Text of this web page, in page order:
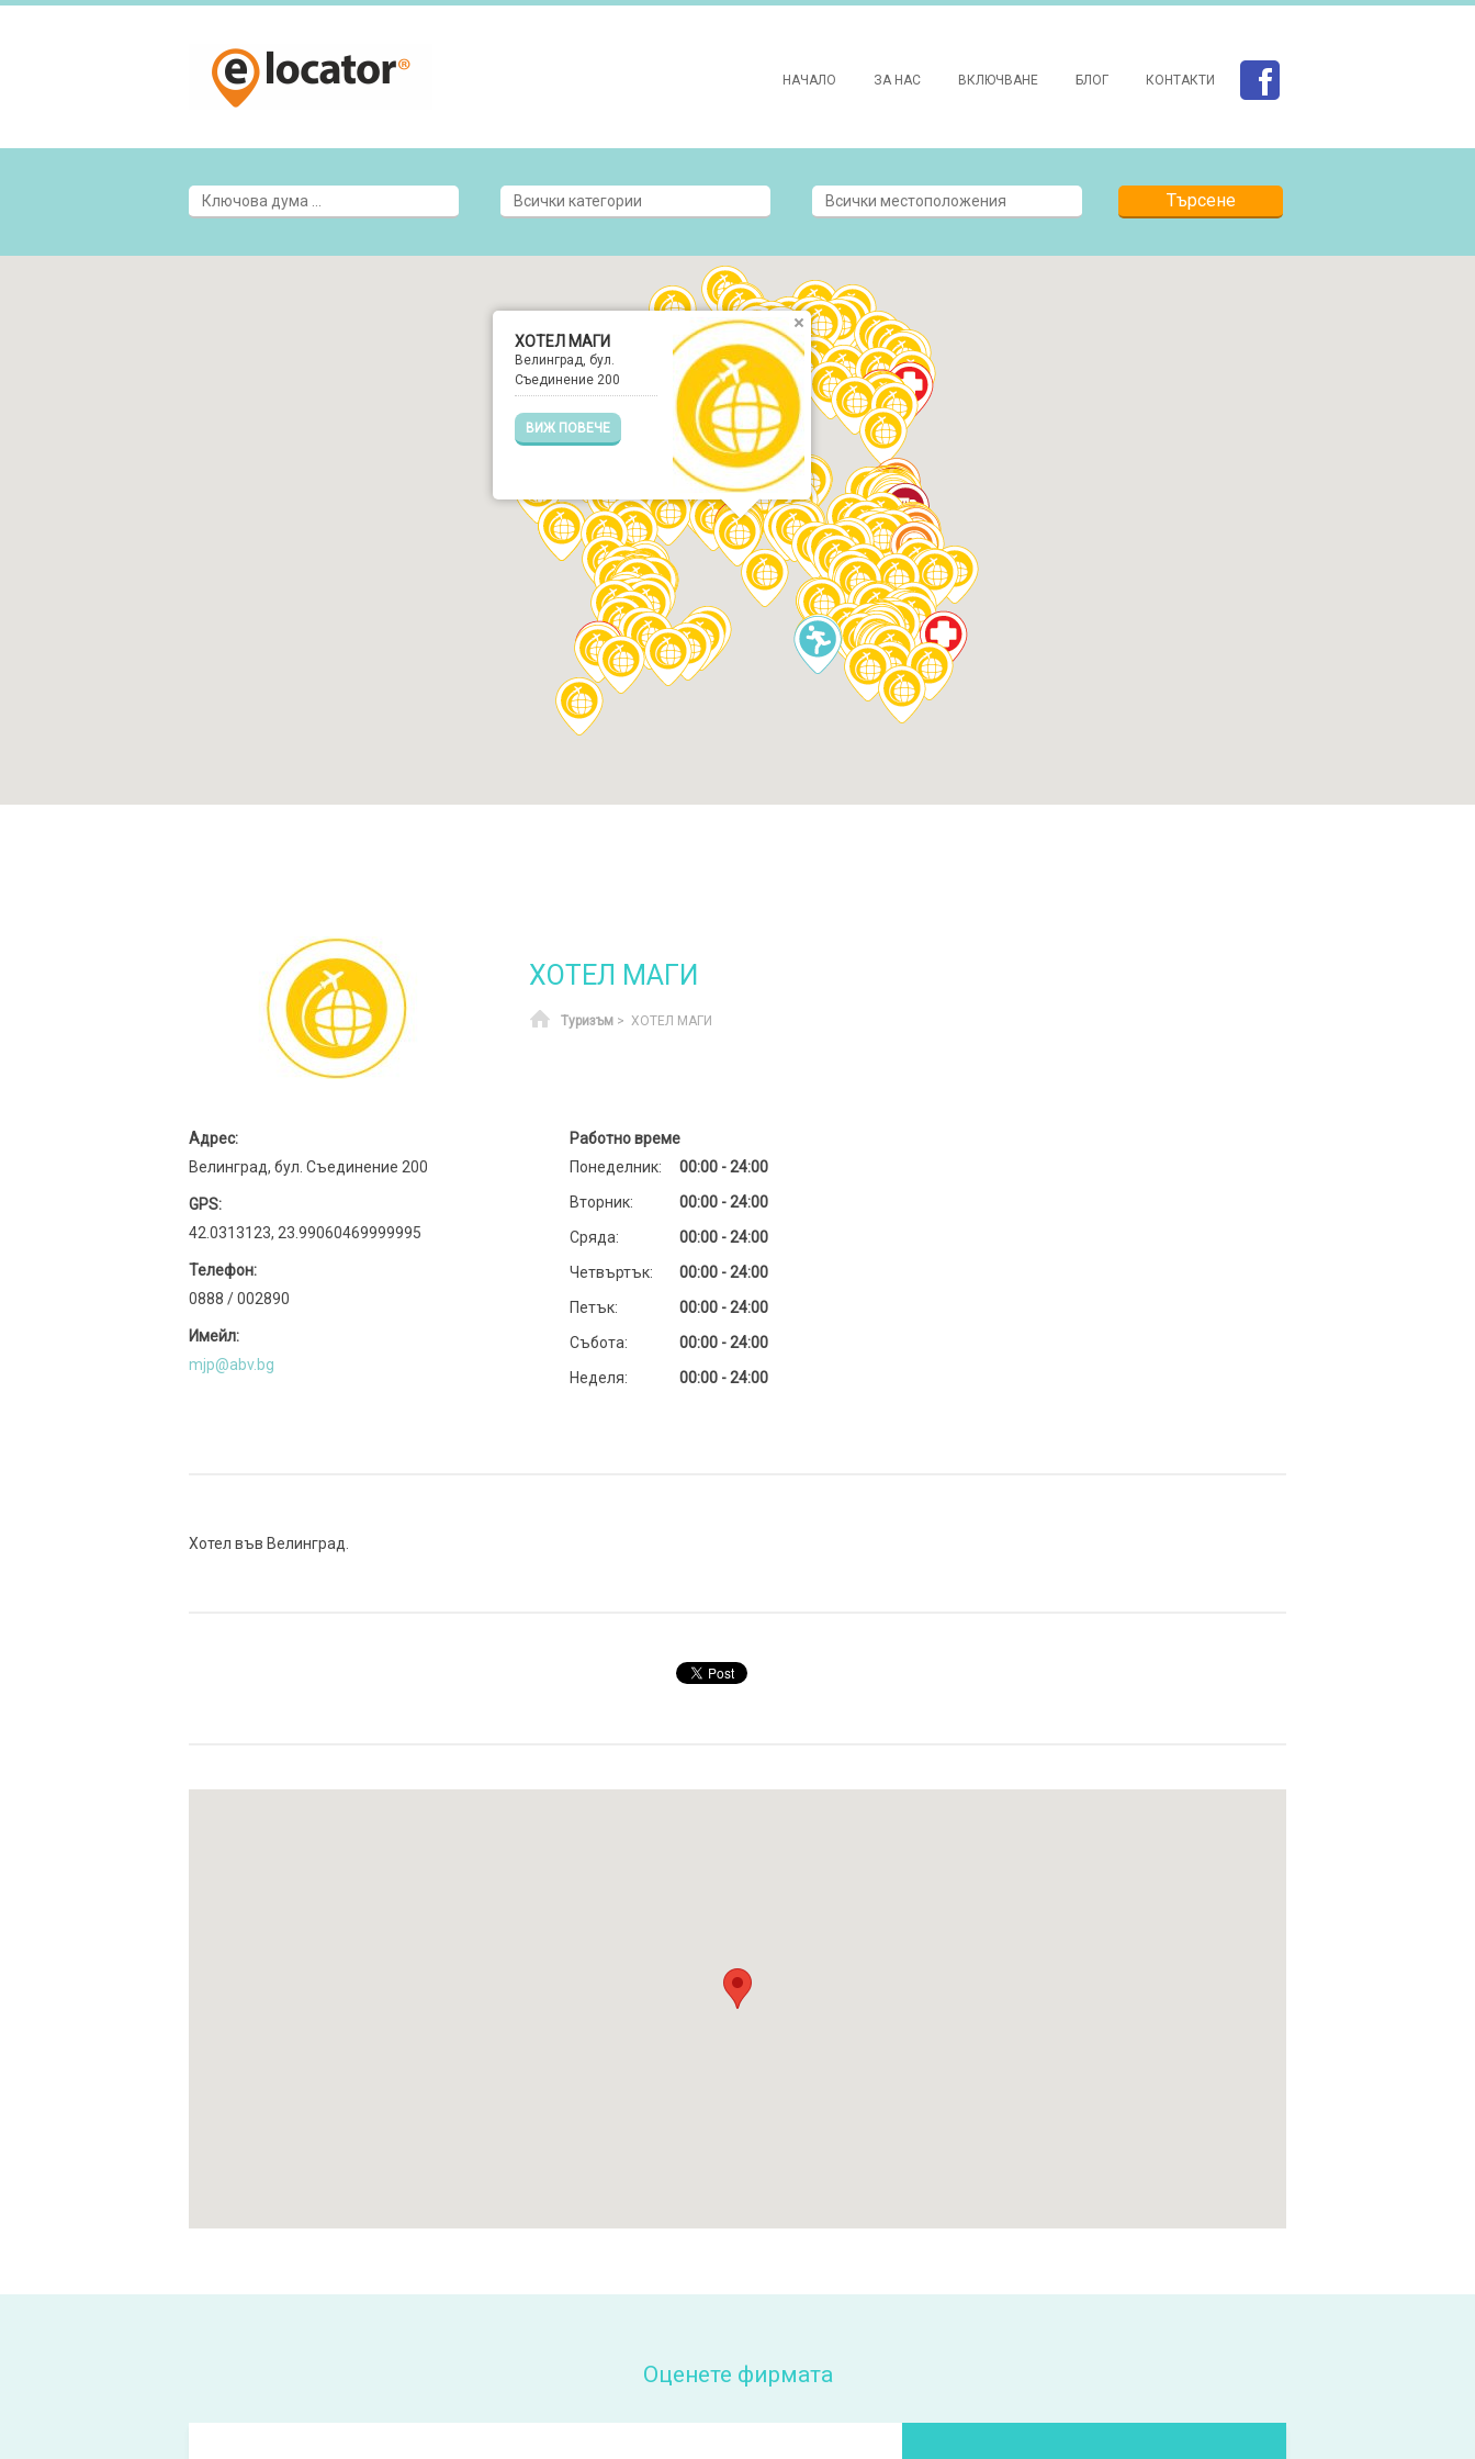
НАЧАЛО ЗА НАС ВКЛЮЧВАНЕ БЛОГ КОНТАКТИ
ХОТЕЛ МАГИ
Велинград, бул.
Съединение 200
ВИЖ ПОВЕЧЕ
ХОТЕЛ МАГИ
Начало
Туризъм > ХОТЕЛ МАГИ
Адрес:
Велинград, бул. Съединение 200
GPS:
42.0313123, 23.99060469999995
Телефон:
0888 / 002890
Имейл:
mjp@abv.bg
Работно време
Понеделник:
00:00 - 24:00
Вторник:
00:00 - 24:00
Сряда:
00:00 - 24:00
Четвъртък:
00:00 - 24:00
Петък:
00:00 - 24:00
Събота:
00:00 - 24:00
Неделя:
00:00 - 24:00
Хотел във Велинград.
Оценете фирмата